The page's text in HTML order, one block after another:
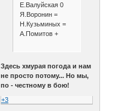
Е.Валуйская 0
Я.Воронин =
Н.Кузьминых =
А.Помитов +
Здесь хмурая погода и нам
не просто потому... Но мы,
по - честному в бою!
+3